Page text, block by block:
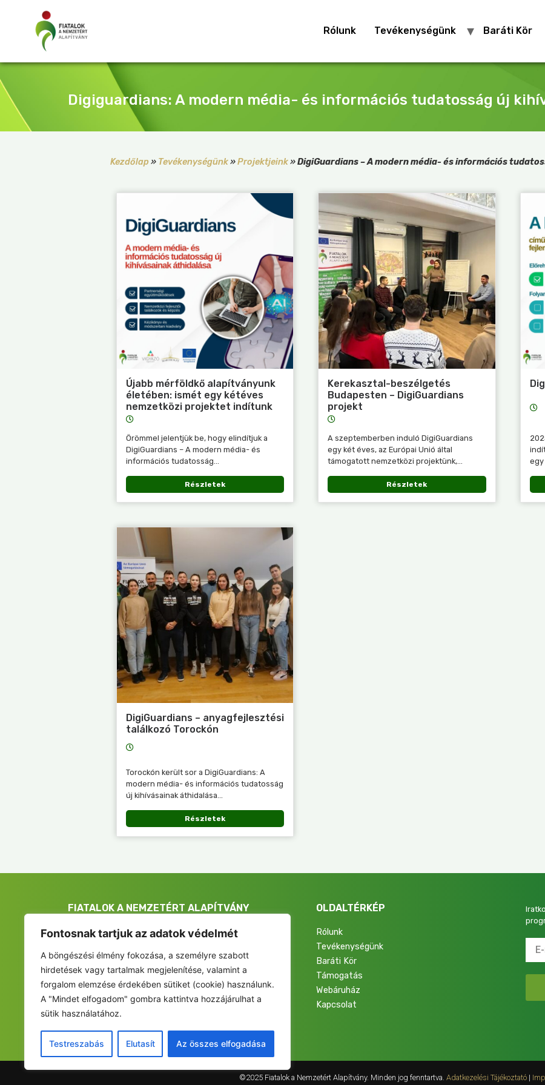
Fontosnak tartjuk az adatok védelmét
A böngészési élmény fokozása, a személyre szabott
hirdetések vagy tartalmak megjelenítése, valamint a
forgalom elemzése érdekében sütiket (cookie) használunk.
A "Mindet elfogadom" gombra kattintva hozzájárulhat a
sütik használatához.
Testreszabás Elutasít Az összes elfogadása
Rólunk Tevékenységünk Baráti Kör
Digiguardians: A modern média- és információs tudatosság új
Kezdőlap » Tevékenységünk»Projektjeink»DigiGuardians – A modern média- és információs
Újabb mérföldkő alapítványunk
életében: ismét egy kétéves
nemzetközi projektet indítunk
Örömmel jelentjük be, hogy elindítjuk a
DigiGuardians – A modern média- és
információs tudatosság...
Részletek
Kerekasztal-beszélgetés
Budapesten – DigiGuardians
projekt
A szeptemberben induló DigiGuardians
egy két éves, az Európai Unió által
támogatott nemzetközi projektünk,...
Részletek
egy
DigiGuardians – anyagfejlesztési
találkozó Torockón
Torockón került sor a DigiGuardians: A
modern média- és információs tudatosság
új kihívásainak áthidalása...
Részletek
FIATALOK A NEMZETÉRT ALAPÍTVÁNY
Székhely: 6237 Kecel, Hunyadi u. 9.
info@fiatalokanemzetert.hu
+36 30 237 67 27
OLDALTÉRKÉP
Rólunk
Tevékenységünk
Baráti Kör
Támogatás
Webáruház
Kapcsolat
©2025 Fiatalok a Nemzetért Alapítvány. Minden jog fenntartva. Adatkezelési Tájékoztató|